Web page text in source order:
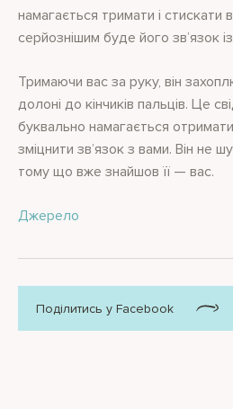
намагається тримати і стискати
серйознішим буде його зв’язок
Тримаючи вас за руку, він
долоні до кінчиків пальців. Це
буквально намагається
зміцнити зв’язок з вами. Він не
тому що вже знайшов її — вас.
Джерело
Поділитись у Facebook